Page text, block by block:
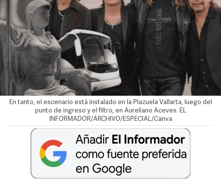
En tanto, el escenario está instalado en la Plazuela Vallarta, luego del
punto de ingreso y el filtro, en Aureliano Aceves. EL
INFORMADOR/ARCHIVO/ESPECIAL/Canva